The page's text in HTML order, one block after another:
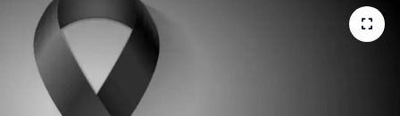
Dodurga Haberleri
Eğitim
Haber Arşivi